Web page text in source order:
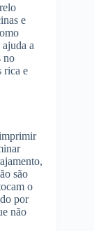
e
a
no
rica e
são
o
por
não